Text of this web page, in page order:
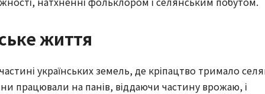
життя
українських земель, де кріпацтво тримало
працювали на панів, віддаючи частину врожаю, і